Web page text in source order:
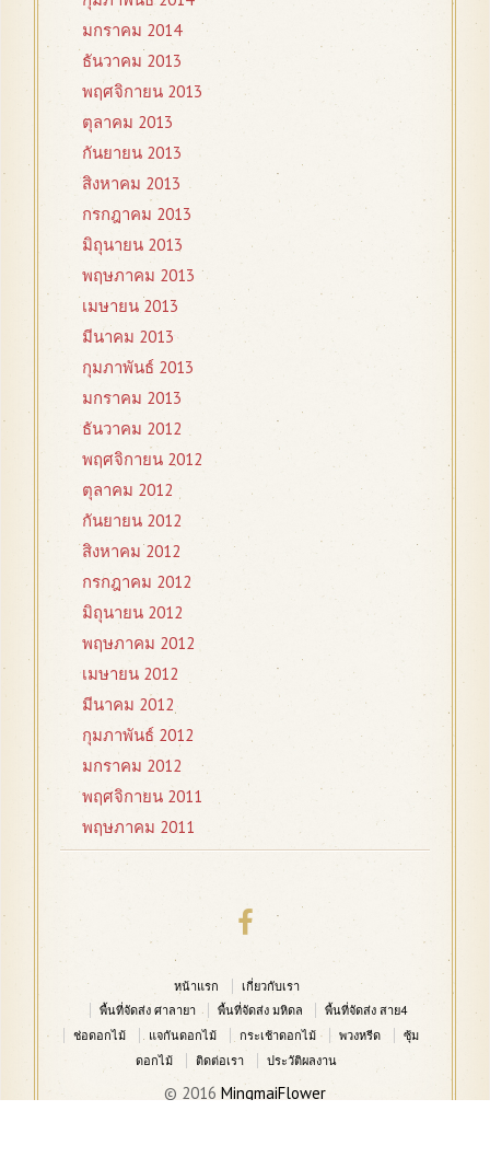
มกราคม 2014
ธันวาคม 2013
พฤศจิกายน 2013
ตุลาคม 2013
กันยายน 2013
สิงหาคม 2013
กรกฎาคม 2013
มิถุนายน 2013
พฤษภาคม 2013
เมษายน 2013
มีนาคม 2013
กุมภาพันธ์ 2013
มกราคม 2013
ธันวาคม 2012
พฤศจิกายน 2012
ตุลาคม 2012
กันยายน 2012
สิงหาคม 2012
กรกฎาคม 2012
มิถุนายน 2012
พฤษภาคม 2012
เมษายน 2012
มีนาคม 2012
กุมภาพันธ์ 2012
มกราคม 2012
พฤศจิกายน 2011
พฤษภาคม 2011
หน้าแรก
เกี่ยวกับเรา
พื้นที่จัดส่ง ศาลายา
พื้นที่จัดส่ง มหิดล
พื้นที่จัดส่ง สาย4
ช่อดอกไม้
แจกันดอกไม้ กระเช้าดอกไม้ พวงหรีด
ซุ้ม
ดอกไม้
ติดต่อเรา ประวัติผลงาน
© 2016 MingmaiFlower